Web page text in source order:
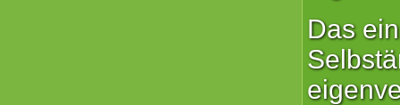
Das